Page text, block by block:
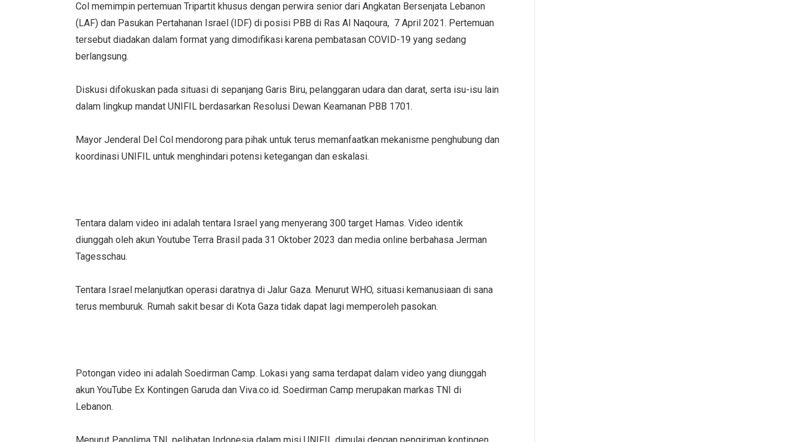
Col memimpin pertemuan Tripartit khusus dengan perwira senior dari Angkatan Bersenjata Lebanon
(LAF) dan Pasukan Pertahanan Israel (IDF) di posisi PBB di Ras Al Naqoura, 7 April 2021. Pertemuan
tersebut diadakan dalam format yang dimodifikasi karena pembatasan COVID-19 yang sedang
berlangsung.
Diskusi difokuskan pada situasi di sepanjang Garis Biru, pelanggaran udara dan darat, serta isu-isu lain
dalam lingkup mandat UNIFIL berdasarkan Resolusi Dewan Keamanan PBB 1701.
Mayor Jenderal Del Col mendorong para pihak untuk terus memanfaatkan mekanisme penghubung dan
koordinasi UNIFIL untuk menghindari potensi ketegangan dan eskalasi.
Tentara dalam video ini adalah tentara Israel yang menyerang 300 target Hamas. Video identik
diunggah oleh akun Youtube Terra Brasil pada 31 Oktober 2023 dan media online berbahasa Jerman
Tagesschau.
Tentara Israel melanjutkan operasi daratnya di Jalur Gaza. Menurut WHO, situasi kemanusiaan di sana
terus memburuk. Rumah sakit besar di Kota Gaza tidak dapat lagi memperoleh pasokan.
Potongan video ini adalah Soedirman Camp. Lokasi yang sama terdapat dalam video yang diunggah
akun YouTube Ex Kontingen Garuda dan Viva.co.id. Soedirman Camp merupakan markas TNI di
Lebanon.